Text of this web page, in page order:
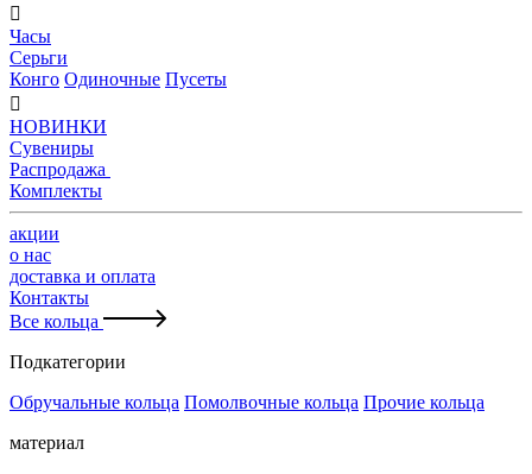

Часы
Серьги
Конго Одиночные Пусеты

НОВИНКИ
Сувениры
Распродажа
Комплекты
акции
о нас
доставка и оплата
Контакты
Все кольца
Подкатегории
Обручальные кольца Помолвочные кольца Прочие кольца
материал